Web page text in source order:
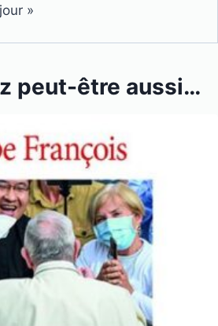
»
peut-être aussi…